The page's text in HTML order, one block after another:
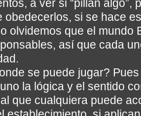
a ver si “pillan algo”,
obedecerlos, si se hace
olvidemos que el mundo
así que cada
se puede jugar?
la lógica y el sentido
que cualquiera puede